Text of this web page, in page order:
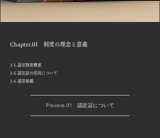
Chapter.01 制度の理念と意義
1-1. 認定制度概要
1-2. 認定証の活用について
1-4. 運営組織
Process.01 認定証について